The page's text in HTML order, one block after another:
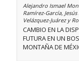
Alejandro Ismael
Ramírez-García,
Velázquez-Juárez y
CAMBIO EN LA
FUTURA EN UN
MONTAÑA DE